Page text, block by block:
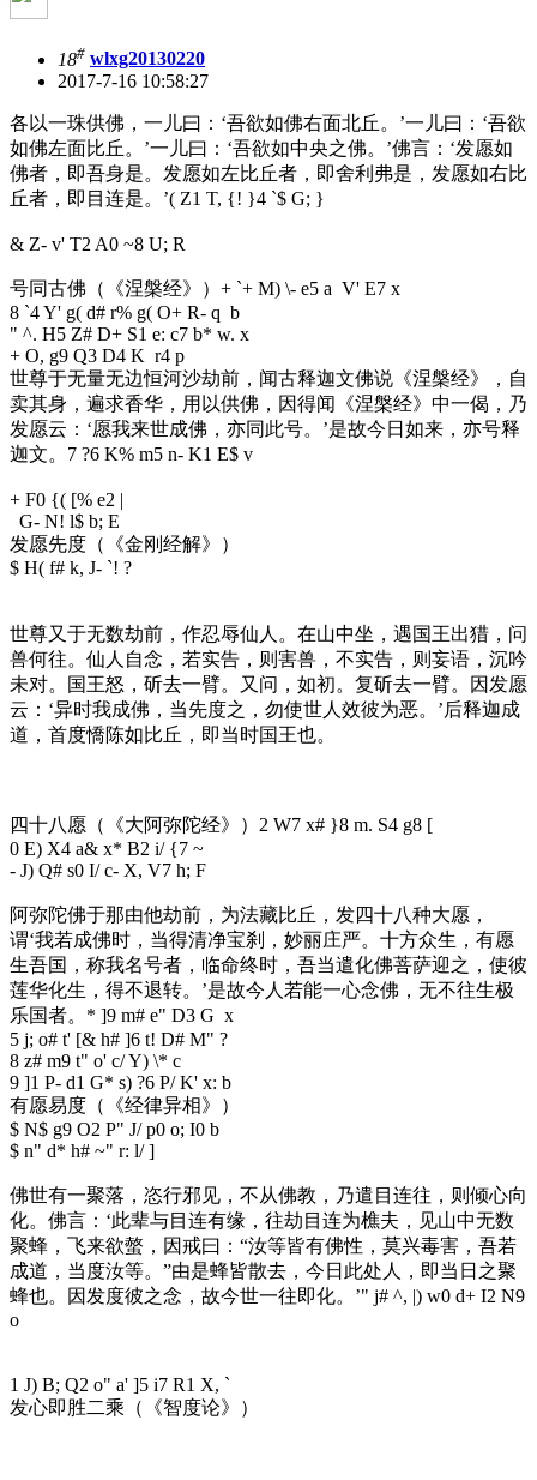
18# wlxg20130220
2017-7-16 10:58:27
各以一珠供佛，一儿曰：‘吾欲如佛右面北丘。’一儿曰：‘吾欲
如佛左面比丘。’一儿曰：‘吾欲如中央之佛。’佛言：‘发愿如
佛者，即吾身是。发愿如左比丘者，即舍利弗是，发愿如右比
丘者，即目连是。’( Z1 T, {! }4 `$ G; }
& Z- v' T2 A0 ~8 U; R
号同古佛（《涅槃经》） + `+ M) \- e5 a V' E7 x
8 `4 Y' g( d# r% g( O+ R- q b
" ^. H5 Z# D+ S1 e: c7 b* w. x
+ O, g9 Q3 D4 K r4 p
世尊于无量无边恒河沙劫前，闻古释迦文佛说《涅槃经》，自
卖其身，遍求香华，用以供佛，因得闻《涅槃经》中一偈，乃
发愿云：‘愿我来世成佛，亦同此号。’是故今日如来，亦号释
迦文。 7 ?6 K% m5 n- K1 E$ v
+ F0 {( [% e2 |
G- N! l$ b; E
发愿先度（《金刚经解》）
$ H( f# k, J- `! ?
世尊又于无数劫前，作忍辱仙人。在山中坐，遇国王出猎，问
兽何往。仙人自念，若实告，则害兽，不实告，则妄语，沉吟
未对。国王怒，斫去一臂。又问，如初。复斫去一臂。因发愿
云：‘异时我成佛，当先度之，勿使世人效彼为恶。’后释迦成
道，首度憍陈如比丘，即当时国王也。
四十八愿（《大阿弥陀经》） 2 W7 x# }8 m. S4 g8 [
0 E) X4 a& x* B2 i/ {7 ~
- J) Q# s0 I/ c- X, V7 h; F
阿弥陀佛于那由他劫前，为法藏比丘，发四十八种大愿，
谓‘我若成佛时，当得清净宝刹，妙丽庄严。十方众生，有愿
生吾国，称我名号者，临命终时，吾当遣化佛菩萨迎之，使彼
莲华化生，得不退转。’是故今人若能一心念佛，无不往生极
乐国者。 * ]9 m# e" D3 G x
5 j; o# t' [& h# ]6 t! D# M" ?
8 z# m9 t" o' c/ Y) \* c
9 ]1 P- d1 G* s) ?6 P/ K' x: b
有愿易度（《经律异相》）
$ N$ g9 O2 P" J/ p0 o; I0 b
$ n" d* h# ~" r: l/ ]
佛世有一聚落，恣行邪见，不从佛教，乃遣目连往，则倾心向
化。佛言：‘此辈与目连有缘，往劫目连为樵夫，见山中无数
聚蜂，飞来欲螫，因戒曰：“汝等皆有佛性，莫兴毒害，吾若
成道，当度汝等。”由是蜂皆散去，今日此处人，即当日之聚
蜂也。因发度彼之念，故今世一往即化。’" j# ^, |) w0 d+ I2 N9
o
1 J) B; Q2 o" a' ]5 i7 R1 X, `
发心即胜二乘（《智度论》）